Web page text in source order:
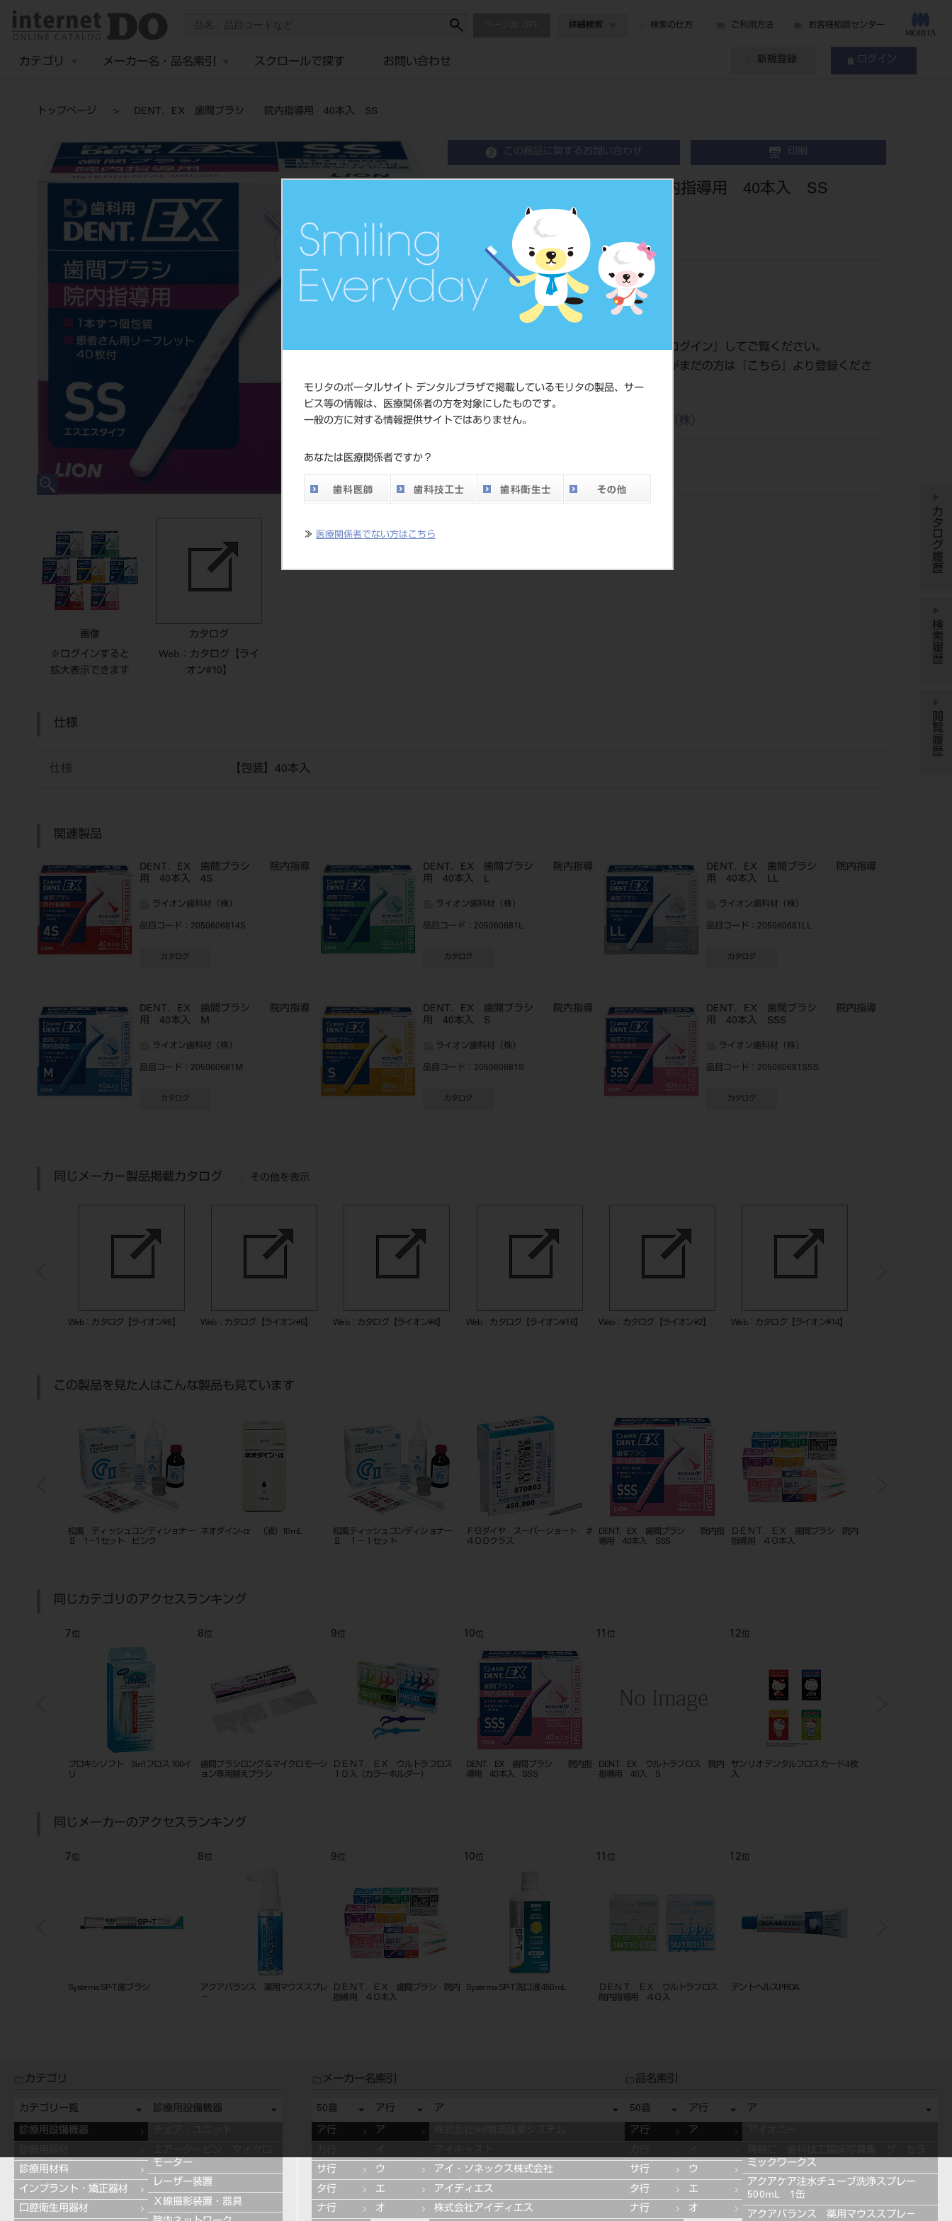
モリタのポータルサイト デンタルプラザで掲載しているモリタの製品、サー
ビス等の情報は、医療関係者の方を対象にしたものです。
一般の方に対する情報提供サイトではありません。
あなたは医療関係者ですか？
≫ 医療関係者でない方はこちら
詳細検索 検索の仕方 ご利用方法 お客様相談センター
カテゴリ メーカー名・品名索引 スクロールで探す お問い合わせ 新規登録 ログイン
トップページ DENT．EX 歯間ブラシ 院内指導用 40本入 SS
この商品に関するお問い合わせ 印刷
DENT．EX 歯間ブラシ 院内指導用 40本入 SS
Interdental Brush
品目コード 205060681SS
JAN/EANコード 4903301240938
価格の確認は『ログイン 』してご覧ください。
ネット会員登録がまだの方は『
こちら
』より登録くださ
い。
メーカー ライオン歯科材（株）
ジ
画像
※ログインすると
拡大表示できます
カタログ
Web：カタログ【ライ
オン#10】
仕様
仕様 【包装】40本入
関連製品
DENT．EX 歯間ブラシ 院内指導
用 40本入 4S
ライオン歯科材（株）
品目コード ：2050606814S
カタログ
DENT．EX 歯間ブラシ 院内指導
用 40本入 L
ライオン歯科材（株）
品目コード ：205060681L
カタログ
DENT．EX 歯間ブラシ 院内指導
用 40本入 LL
ライオン歯科材（株）
品目コード ：205060681LL
カタログ
DENT．EX 歯間ブラシ 院内指導
用 40本入 M
ライオン歯科材（株）
品目コード ：205060681M
カタログ
DENT．EX 歯間ブラシ 院内指導
用 40本入 S
ライオン歯科材（株）
品目コード ：205060681S
カタログ
DENT．EX 歯間ブラシ 院内指導
用 40本入 SSS
ライオン歯科材（株）
品目コード ：205060681SSS
カタログ
同じメーカー製品掲載カタログ その他を表示
Web：カタログ【ライオン#8】 Web：カタログ【ライオン#6】 Web：カタログ【ライオン#4】 Web：カタログ【ライオン#16】 Web：カタログ【ライオン#2】 Web：カタログ【ライオン#14】
この製品を見た人はこんな製品も見ています
松風 ティッシュコンディショナー
Ⅱ 1－1セット ピンク
ネオダイン-α （液）10mL
松風ティッシュコンディショナー
Ⅱ １－１セット
ＦＧダイヤ スーパーショート ＃
４００クラス
DENT．EX 歯間ブラシ 院内指
導用 40本入 SSS
ＤＥＮＴ．ＥＸ 歯間ブラシ 院内
指導用 ４０本入
同じカテゴリのアクセスランキング
7 位
プロキシソフト 3in1フロス 100イ
リ
8位
歯間ブラシロング＆マイクロモーシ
ョン専用替えブラシ
9位
ＤＥＮＴ．ＥＸ ウルトラフロス
１０入（カラーホルダー）
10位
DENT．EX 歯間ブラシ 院内指
導用 40本入 SSS
11 位
DENT．EX ウルトラフロス 院内
指導用 40入 S
12 位
サンリオ デンタルフロスカード 4枚
入
同じメーカーのアクセスランキング
7 位
Systema SP-T 歯ブラシ
8位
アクアバランス 薬用マウススプレ
－
9位
ＤＥＮＴ．ＥＸ 歯間ブラシ 院内
指導用 ４０本入
10位
Systema SP-T 洗口液 450mL
11 位
ＤＥＮＴ．ＥＸ ウルトラフロス
院内指導用 ４０入
12 位
デントヘルスPROA
カタログ履歴
検索履歴
閲覧履歴
カテゴリ
カテゴリ一覧
診療用設備機器
診療用材料
インプラント・矯正器材
口腔衛生用器材
診療用設備機器
モーター
レーザー装置
Ｘ線撮影装置・器具
メーカー名索引
50音
ア行
サ行
タ行
ナ行
ア行
ア
ウ
エ
オ
ア
アイ・ソネックス株式会社
アイディエス
株式会社アイディエス
品名索引
50音
ア行
サ行
タ行
ナ行
ア行
ア
ウ
エ
オ
ア
ミックワークス
アクアケア注水チューブ洗浄スプレー
500mL 1缶
アクアバランス 薬用マウススプレ－